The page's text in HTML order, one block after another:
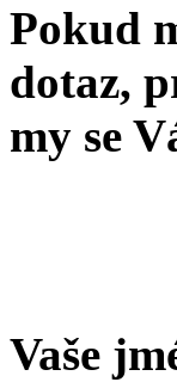
Pokud
dotaz,
my se
Vaše